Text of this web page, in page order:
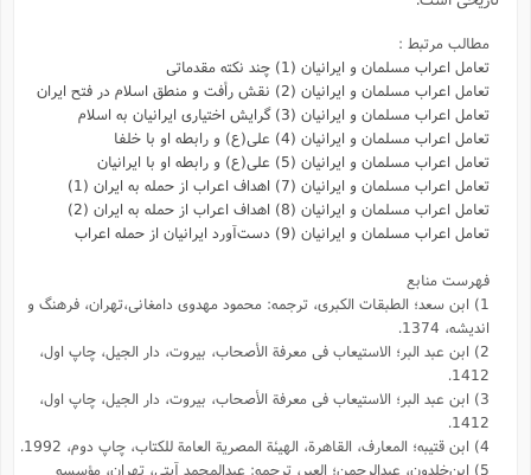
مطالب مرتبط :
تعامل اعراب مسلمان و ایرانیان (1) چند نکته مقدماتی
تعامل اعراب مسلمان و ایرانیان (2) نقش رأفت و منطق اسلام در فتح ایران
تعامل اعراب مسلمان و ایرانیان (3) گرایش اختیاری ایرانیان به اسلام
تعامل اعراب مسلمان و ایرانیان (4) علی(ع) و رابطه او با خلفا
تعامل اعراب مسلمان و ایرانیان (5) علی(ع) و رابطه‌ او با ایرانیان
تعامل اعراب مسلمان و ایرانیان (7) اهداف اعراب از حمله به ایران (1)
تعامل اعراب مسلمان و ایرانیان (8) اهداف اعراب از حمله به ایران (2)
تعامل اعراب مسلمان و ایرانیان (9) دست‌آورد ایرانیان از حمله اعراب
فهرست منابع
1) ابن سعد؛ الطبقات الکبری، ترجمه: محمود مهدوی دامغانی،تهران، فرهنگ و
اندیشه، 1374.
2) ابن عبد البر؛ الاستیعاب فى معرفة الأصحاب، بیروت، دار الجیل، چاپ اول،
1412.
3) ابن عبد البر؛ الاستیعاب فى معرفة الأصحاب، بیروت، دار الجیل، چاپ اول،
1412.
4) ابن قتیبه؛ المعارف، القاهرة، الهیئة المصریة العامة للکتاب، چاپ دوم، 1992.
5) ابن‌خلدون، عبدالرحمن؛ العبر، ترجمه: عبد‌المحمد آیتی، تهران، مؤسسه